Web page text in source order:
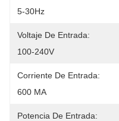
5-30Hz
Voltaje De Entrada:
100-240V
Corriente De Entrada:
600 MA
Potencia De Entrada: